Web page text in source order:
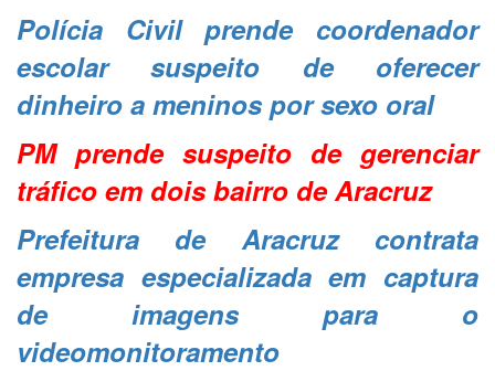
Polícia Civil prende coordenador
escolar suspeito de oferecer
dinheiro a meninos por sexo oral
PM prende suspeito de gerenciar
tráfico em dois bairro de Aracruz
Prefeitura de Aracruz contrata
empresa especializada em captura
de imagens para o
videomonitoramento